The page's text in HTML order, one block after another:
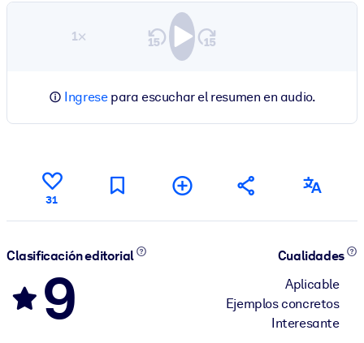
1×
Ingresepara escuchar el resumen en audio.
31
Clasificación editorial
9
Cualidades
Aplicable
Ejemplos concretos
Interesante